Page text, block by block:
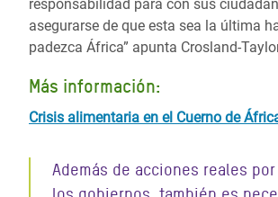
responsabilidad para con sus
asegurarse de que esta sea la última
padezca África” apunta Crosland-
Más información:
Crisis alimentaria en el Cuerno de
Además de acciones reales